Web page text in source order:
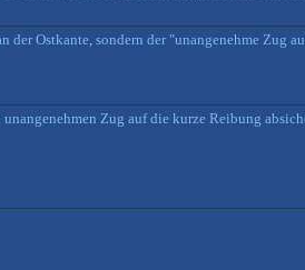
Ostkante, sondern der "unangenehme Zug
Zug auf die kurze Reibung